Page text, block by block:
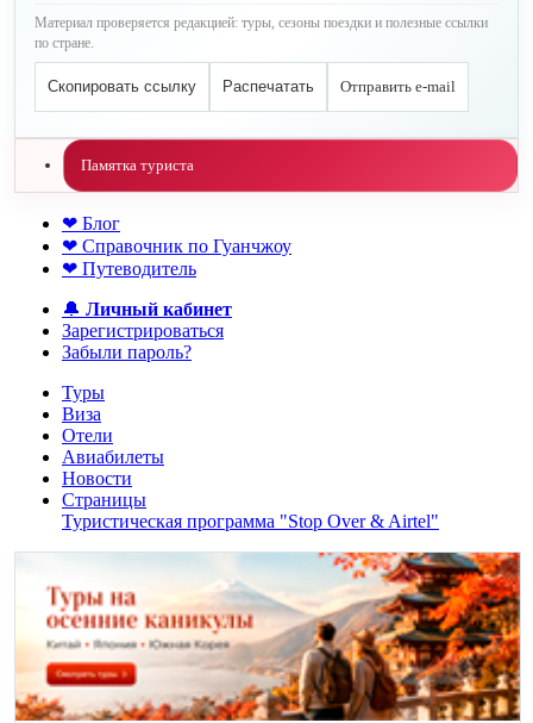
Материал проверяется редакцией: туры, сезоны поездки и полезные ссылки
по стране.
Скопировать ссылку Распечатать Отправить e-mail
Памятка туриста
❤ Блог
❤ Справочник по Гуанчжоу
❤ Путеводитель
🔔 Личный кабинет
Зарегистрироваться
Забыли пароль?
Туры
Виза
Отели
Авиабилеты
Новости
Страницы
Туристическая программа "Stop Over & Airtel"